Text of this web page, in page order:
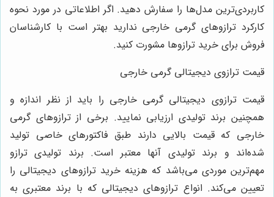
کاربردی‌ترین مدل‌ها را سفارش دهید. اگر اطلاعاتی در مورد نحوه
کارکرد ترازوهای گرمی خارجی ندارید بهتر است با کارشناسان
فروش برای خرید ترازوها مشورت کنید.
قیمت ترازوی دیجیتالی گرمی خارجی
قیمت ترازوی دیجیتالی گرمی خارجی را باید از نظر اندازه و
همچنین برند تولیدی ارزیابی نمایید. برخی از ترازوهای گرمی
خارجی که قیمت بالایی دارند طبق فاکتورهای خاصی تولید
شده‌اند و برند تولیدی آنها معتبر است. برند تولیدی ترازو
مهم‌ترین موردی می‌باشد که هزینه خرید ترازوهای دیجیتالی را
تعیین می‌کند. انواع ترازوهای دیجیتالی که با برند معتبری به